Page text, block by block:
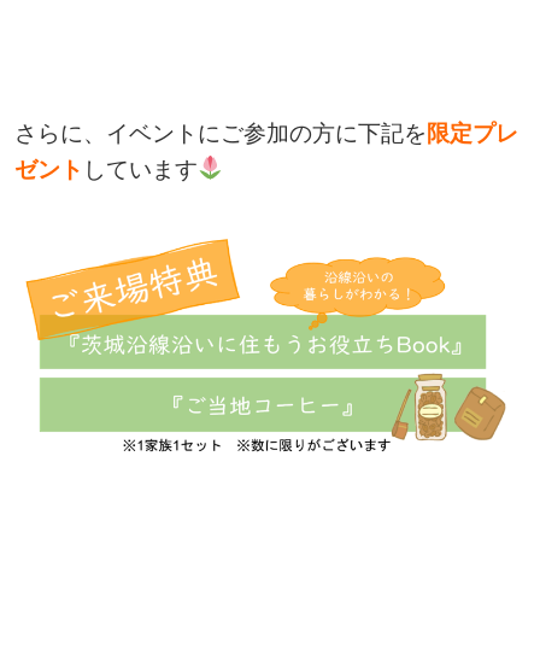
さらに、イベントにご参加の方に下記を 限定プレ
ゼント しています